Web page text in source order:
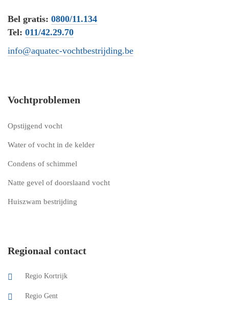
Bel gratis: 0800/11.134
Tel: 011/42.29.70
info@aquatec-vochtbestrijding.be
Vochtproblemen
Opstijgend vocht
Water of vocht in de kelder
Condens of schimmel
Natte gevel of doorslaand vocht
Huiszwam bestrijding
Regionaal contact
Regio Kortrijk
Regio Gent